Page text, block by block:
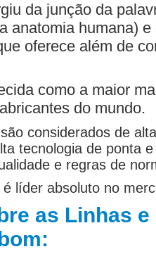
da junção da
anatomia humana)
oferece além de
como a maior
do mundo.
são considerados de
tecnologia de ponta
e regras de
é líder absoluto no
as Linhas